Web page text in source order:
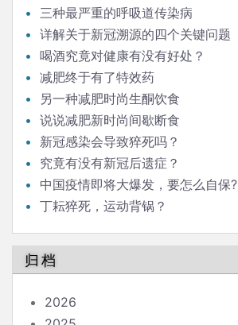
三种最严重的呼吸道传染病
详解关于新冠溯源的四个关键问题
喝酒究竟对健康有没有好处？
减肥终于有了特效药
另一种减肥时尚生酮饮食
说说减肥新时尚间歇断食
新冠感染会导致猝死吗？
究竟有没有新冠后遗症？
中国疫情即将大爆发，要怎么自保?
丁耘猝死，运动背锅？
归档
2026